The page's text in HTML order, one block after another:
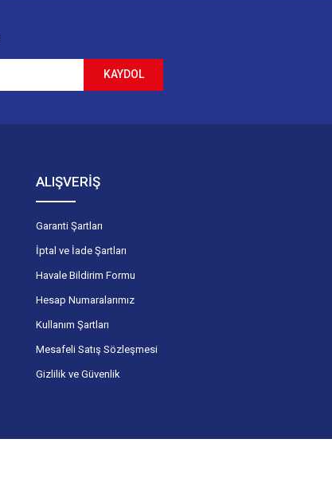
KAYDOL
ALIŞVERİŞ
Garanti Şartları
İptal ve İade Şartları
Havale Bildirim Formu
Hesap Numaralarımız
Kullanım Şartları
Mesafeli Satış Sözleşmesi
Gizlilik ve Güvenlik